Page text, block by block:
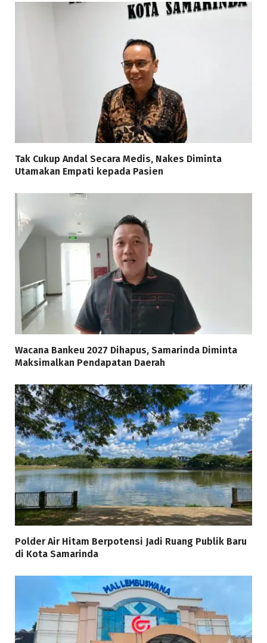
Tak Cukup Andal Secara Medis, Nakes Diminta
Utamakan Empati kepada Pasien
Wacana Bankeu 2027 Dihapus, Samarinda Diminta
Maksimalkan Pendapatan Daerah
Polder Air Hitam Berpotensi Jadi Ruang Publik Baru
di Kota Samarinda